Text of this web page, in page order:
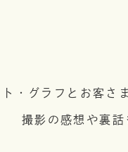
・グラフとお客さ
撮影の感想や裏話